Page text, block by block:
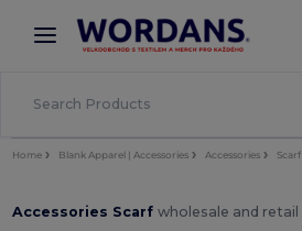
× Aplikace Wordans
Lepší ceny v aplikaci!
Home Blank Apparel | Accessories Accessories Scarf
Accessories Scarfwholesale and retail